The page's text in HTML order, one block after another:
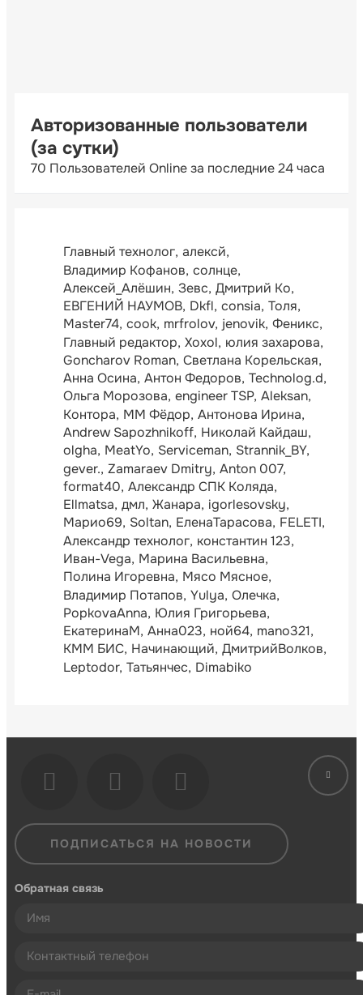
Авторизованные пользователи
(за сутки)
70 Пользователей Online за последние 24 часа
Главный технолог алексй
Владимир Кофанов солнце
Алексей_Алёшин Зевс Дмитрий Ко
ЕВГЕНИЙ НАУМОВ Dkfl consia Толя
Master74 cook mrfrolov jenovik Феникс
Главный редактор Xoxol юлия захарова
Goncharov Roman Светлана Корельская
Анна Осина Антон Федоров Technolog.d
Ольга Морозова engineer TSP Aleksan
Контора ММ Фёдор Антонова Ирина
Andrew Sapozhnikoff Николай Кайдаш
olgha MeatYo Serviceman Strannik_BY
gever. Zamaraev Dmitry Anton 007
format40 Александр СПК Коляда
Ellmatsa дмл Жанара igorlesovsky
Марио69 Soltan ЕленаТарасова FELETI
Александр технолог константин 123
Иван-Vega Марина Васильевна
Полина Игоревна Мясо Мясное
Владимир Потапов Yulya Олечка
PopkovaAnna Юлия Григорьева
ЕкатеринаМ Анна023 ной64 mano321
КММ БИС Начинающий ДмитрийВолков
Leptodor Татьянчес Dimabiko
ПОДПИСАТЬСЯ НА НОВОСТИ
Обратная связь